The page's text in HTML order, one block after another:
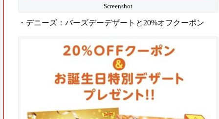
Screenshot
・デニーズ：バーズデーデザートと20%オフクーポン